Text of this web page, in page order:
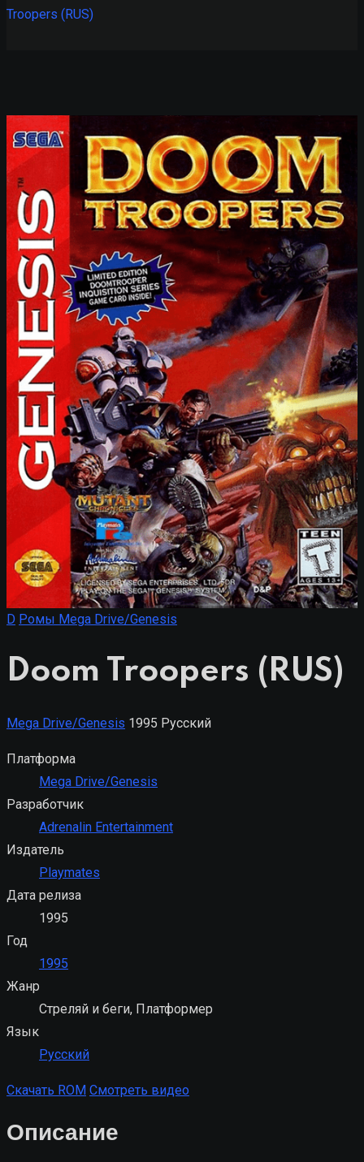
Troopers (RUS)
D Ромы Mega Drive/Genesis
Doom Troopers (RUS)
Mega Drive/Genesis 1995 Русский
Платформа
Mega Drive/Genesis
Разработчик
Adrenalin Entertainment
Издатель
Playmates
Дата релиза
1995
Год
1995
Жанр
Стреляй и беги, Платформер
Язык
Русский
Скачать ROM Смотреть видео
Описание